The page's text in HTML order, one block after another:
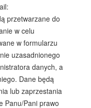
przetwarzane do
w celu
w formularzu
uzasadnionego
danych, a
Dane będą
lub zaprzestania
Panu/Pani prawo